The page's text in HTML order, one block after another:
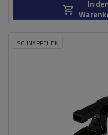
In
SCHNÄPPCHEN